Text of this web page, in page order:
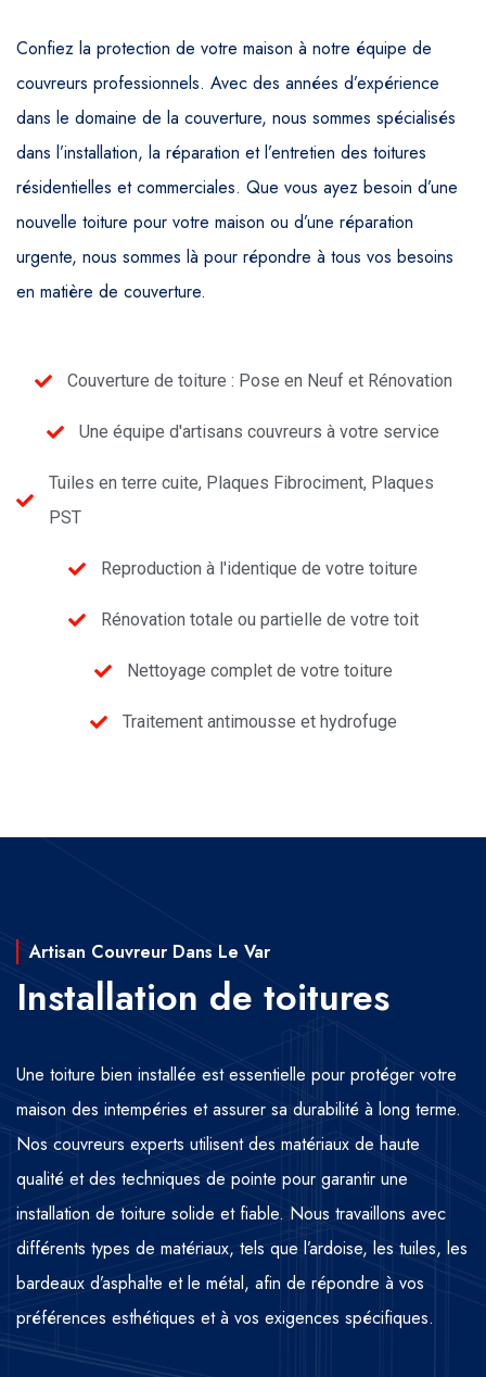
Confiez la protection de votre maison à notre équipe de
couvreurs professionnels. Avec des années d’expérience
dans le domaine de la couverture, nous sommes spécialisés
dans l’installation, la réparation et l’entretien des toitures
résidentielles et commerciales. Que vous ayez besoin d’une
nouvelle toiture pour votre maison ou d’une réparation
urgente, nous sommes là pour répondre à tous vos besoins
en matière de couverture.
Couverture de toiture : Pose en Neuf et Rénovation
Une équipe d'artisans couvreurs à votre service
Tuiles en terre cuite, Plaques Fibrociment, Plaques
PST
Reproduction à l'identique de votre toiture
Rénovation totale ou partielle de votre toit
Nettoyage complet de votre toiture
Traitement antimousse et hydrofuge
Artisan Couvreur Dans Le Var
Installation de toitures
Une toiture bien installée est essentielle pour protéger votre
maison des intempéries et assurer sa durabilité à long terme.
Nos couvreurs experts utilisent des matériaux de haute
qualité et des techniques de pointe pour garantir une
installation de toiture solide et fiable. Nous travaillons avec
différents types de matériaux, tels que l’ardoise, les tuiles, les
bardeaux d’asphalte et le métal, afin de répondre à vos
préférences esthétiques et à vos exigences spécifiques.